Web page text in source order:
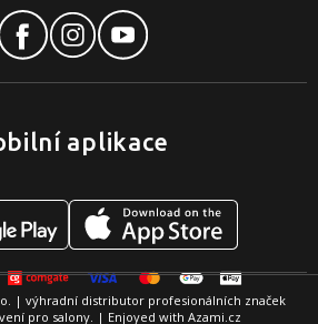
aplikace
| výhradní distributor profesionálních značek
pro salony. | Enjoyed with Azami.cz